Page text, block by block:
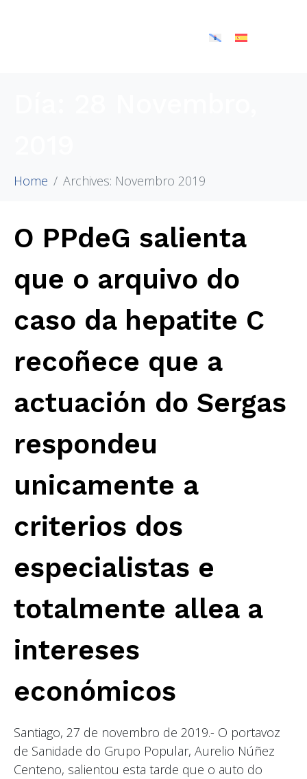
Home Archives: Novembro 2019
O PPdeG salienta
que o arquivo do
caso da hepatite C
recoñece que a
actuación do Sergas
respondeu
unicamente a
criterios dos
especialistas e
totalmente allea a
intereses
económicos
Santiago, 27 de novembro de 2019.- O portavoz
de Sanidade do Grupo Popular, Aurelio Núñez
Centeno, salientou esta tarde que o auto do